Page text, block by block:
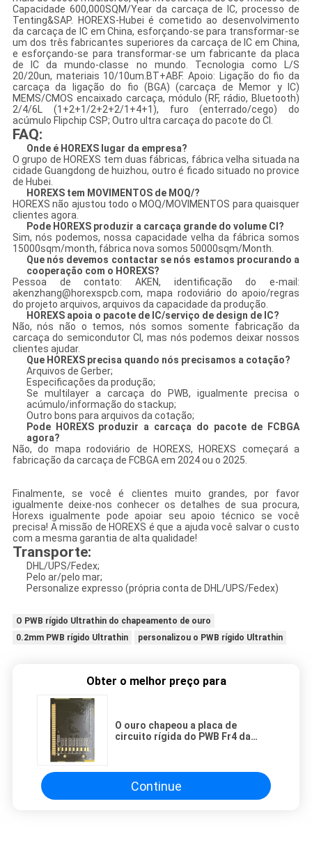
Capacidade 600,000SQM/Year da carcaça de IC, processo de
Tenting&SAP. HOREXS-Hubei é cometido ao desenvolvimento
da carcaça de IC em China, esforçando-se para transformar-se
um dos três fabricantes superiores da carcaça de IC em China,
e esforçando-se para transformar-se um fabricante da placa
de IC da mundo-classe no mundo. Tecnologia como L/S
20/20un, materiais 10/10um.BT+ABF. Apoio: Ligação do fio da
carcaça da ligação do fio (BGA) (carcaça de Memor y IC)
MEMS/CMOS encaixado carcaça, módulo (RF, rádio, Bluetooth)
2/4/6L (1+2+1/2+2+2/1+4+1), furo (enterrado/cego) do
acúmulo Flipchip CSP; Outro ultra carcaça do pacote do CI.
FAQ:
Onde é HOREXS lugar da empresa?
O grupo de HOREXS tem duas fábricas, fábrica velha situada na
cidade Guangdong de huizhou, outro é ficado situado no provice
de Hubei.
HOREXS tem MOVIMENTOS de MOQ/?
HOREXS não ajustou todo o MOQ/MOVIMENTOS para quaisquer
clientes agora.
Pode HOREXS produzir a carcaça grande do volume CI?
Sim, nós podemos, nossa capacidade velha da fábrica somos
15000sqm/month, fábrica nova somos 50000sqm/Month.
Que nós devemos contactar se nós estamos procurando a
cooperação com o HOREXS?
Pessoa de contato: AKEN, identificação do e-mail:
akenzhang@horexspcb.com, mapa rodoviário do apoio/regras
do projeto arquivos, arquivos da capacidade da produção.
HOREXS apoia o pacote de IC/serviço de design de IC?
Não, nós não o temos, nós somos somente fabricação da
carcaça do semicondutor CI, mas nós podemos deixar nossos
clientes ajudar.
Que HOREXS precisa quando nós precisamos a cotação?
Arquivos de Gerber;
Especificações da produção;
Se multilayer a carcaça do PWB, igualmente precisa o
acúmulo/informação do stackup;
Outro bons para arquivos da cotação;
Pode HOREXS produzir a carcaça do pacote de FCBGA
agora?
Não, do mapa rodoviário de HOREXS, HOREXS começará a
fabricação da carcaça de FCBGA em 2024 ou o 2025.
Finalmente, se você é clientes muito grandes, por favor
igualmente deixe-nos conhecer os detalhes de sua procura,
Horexs igualmente pode apoiar seu apoio técnico se você
precisa! A missão de HOREXS é que a ajuda você salvar o custo
com a mesma garantia de alta qualidade!
Transporte:
DHL/UPS/Fedex;
Pelo ar/pelo mar;
Personalize expresso (própria conta de DHL/UPS/Fedex)
O PWB rígido Ultrathin do chapeamento de ouro
0.2mm PWB rígido Ultrathin
personalizou o PWB rígido Ultrathin
Obter o melhor preço para
O ouro chapeou a placa de
circuito rígida do PWB Fr4 da
Continue